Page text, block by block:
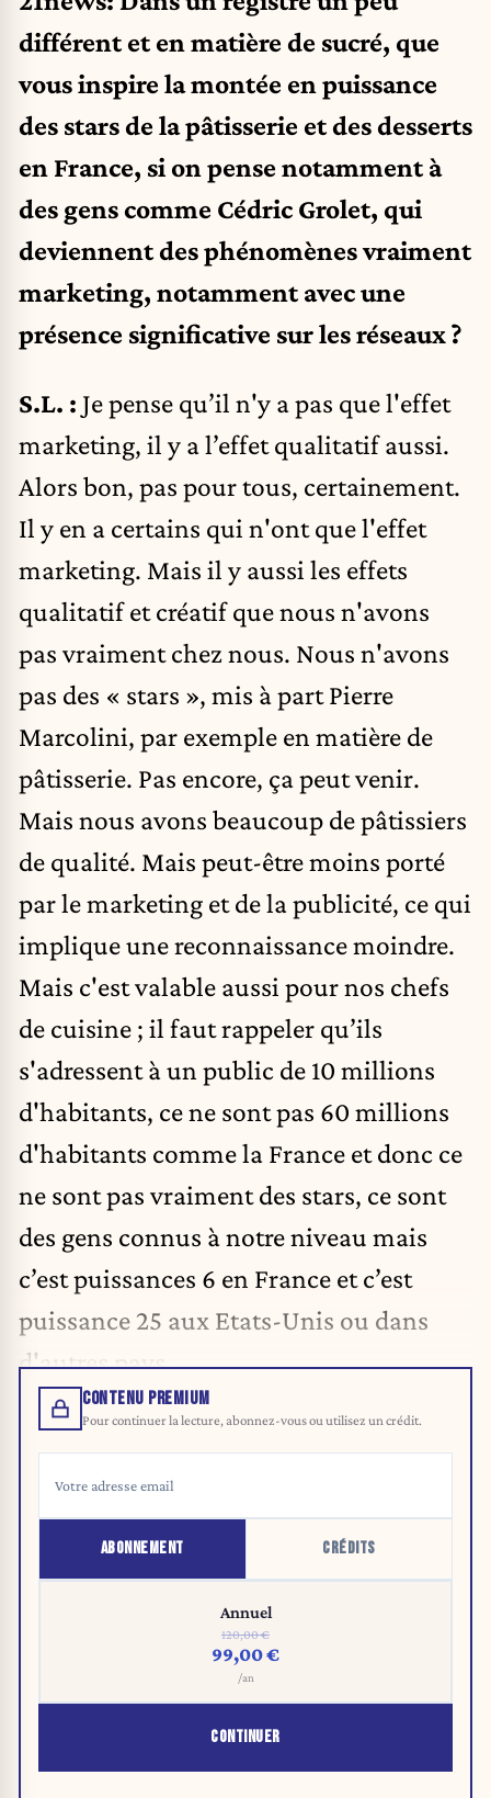
différent et en matière de sucré, que
vous inspire la montée en puissance
des stars de la pâtisserie et des desserts
en France, si on pense notamment à
des gens comme Cédric Grolet, qui
deviennent des phénomènes vraiment
marketing, notamment avec une
présence significative sur les réseaux ?
S.L. : Je pense qu’il n'y a pas que l'effet
marketing, il y a l’effet qualitatif aussi.
Alors bon, pas pour tous, certainement.
Il y en a certains qui n'ont que l'effet
marketing. Mais il y aussi les effets
qualitatif et créatif que nous n'avons
pas vraiment chez nous. Nous n'avons
pas des « stars », mis à part Pierre
Marcolini, par exemple en matière de
pâtisserie. Pas encore, ça peut venir.
Mais nous avons beaucoup de pâtissiers
de qualité. Mais peut-être moins porté
par le marketing et de la publicité, ce qui
implique une reconnaissance moindre.
Mais c'est valable aussi pour nos chefs
de cuisine ; il faut rappeler qu’ils
s'adressent à un public de 10 millions
d'habitants, ce ne sont pas 60 millions
d'habitants comme la France et donc ce
ne sont pas vraiment des stars, ce sont
des gens connus à notre niveau mais
c’est puissances 6 en France et c’est
puissance 25 aux Etats-Unis ou dans
d'autres pays.
CONTENU PREMIUM
Pour continuer la lecture, abonnez-vous ou utilisez un crédit.
ABONNEMENT CRÉDITS
Annuel
120,00 €
99,00 €
/an
CONTINUER